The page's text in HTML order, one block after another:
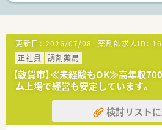
更新日： 2026/07/08 薬剤師求人ID：
正社員
調剤薬局
【敦賀市】≪未経験もOK≫高年収
ム上場で経営も安定しています。
検討リスト